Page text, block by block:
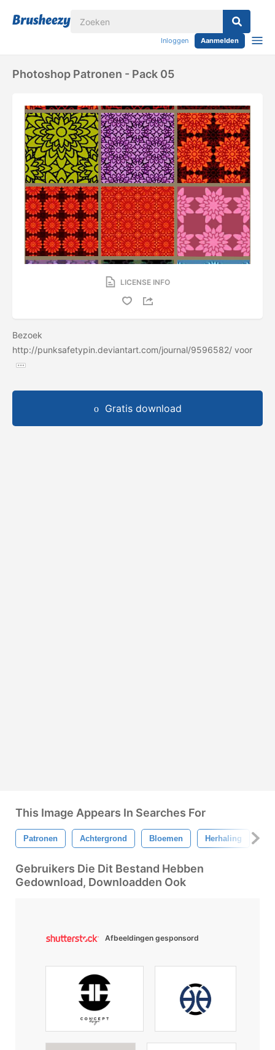
Inloggen Aanmelden
Photoshop Patronen - Pack 05
LICENSE INFO
Bezoek
http://punksafetypin.deviantart.com/journal/9596582/ voor
Gratis download
This Image Appears In Searches For
Patronen Achtergrond Bloemen Herhaling
Gebruikers Die Dit Bestand Hebben
Gedownload, Downloadden Ook
Afbeeldingen gesponsord